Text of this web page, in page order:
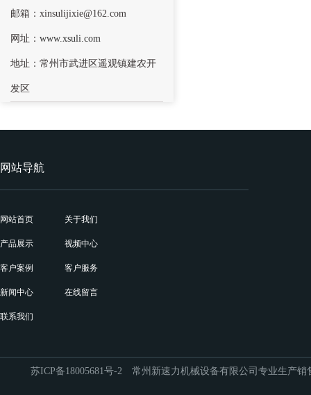
邮箱：xinsulijixie@162.com
网址： www.xsuli.com
地址：常州市武进区遥观镇建农开
发区
网站导航
网站首页 关于我们
产品展示 视频中心
客户案例 客户服务
新闻中心 在线留言
联系我们
苏ICP备18005681号-2 常州新速力机械设备有限公司专业生产销